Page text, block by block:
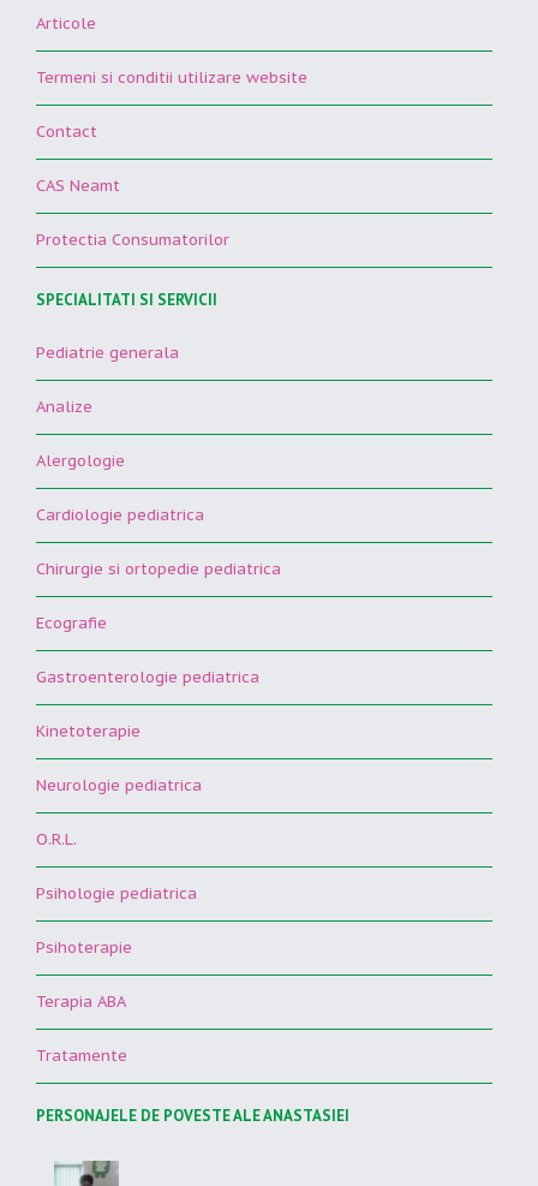
Articole
Termeni si conditii utilizare website
Contact
CAS Neamt
Protectia Consumatorilor
SPECIALITATI SI SERVICII
Pediatrie generala
Analize
Alergologie
Cardiologie pediatrica
Chirurgie si ortopedie pediatrica
Ecografie
Gastroenterologie pediatrica
Kinetoterapie
Neurologie pediatrica
O.R.L.
Psihologie pediatrica
Psihoterapie
Terapia ABA
Tratamente
PERSONAJELE DE POVESTE ALE ANASTASIEI